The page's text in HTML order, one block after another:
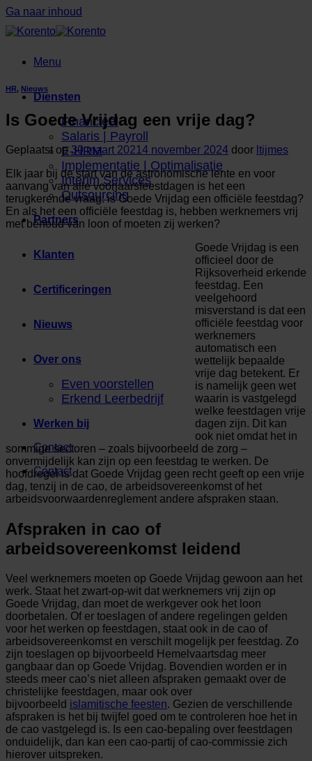
Ga naar inhoud
Menu
Diensten
Financieel
Salaris | Payroll
E-HRM
Implementatie | Optimalisatie
Interim Services
Outsourcing
Partners
Klanten
Certificeringen
Nieuws
Over ons
Even voorstellen
Erkend Leerbedrijf
Werken bij
Contact
Contact
HR, Nieuws
Is Goede Vrijdag een vrije dag?
Geplaatst op30 maart 2021 4 november 2024 door ltijmes
Elk jaar bij de start van de astronomische lente en voor
aanvang van alle voorjaarsfeestdagen is het een
terugkerende vraag: is Goede Vrijdag een officiële feestdag?
En als het een officiële feestdag is, hebben werknemers vrij
met behoud van loon of moeten zij werken?
Goede Vrijdag is een
officieel door de
Rijksoverheid erkende
feestdag. Een
veelgehoord
misverstand is dat een
officiële feestdag voor
werknemers
automatisch een
wettelijk bepaalde
vrije dag betekent. Er
is namelijk geen wet
waarin is vastgelegd
welke feestdagen vrije
dagen zijn. Dit kan
ook niet omdat het in
sommige sectoren – zoals bijvoorbeeld de zorg –
onvermijdelijk kan zijn op een feestdag te werken. De
hoofdregel is dat Goede Vrijdag geen recht geeft op een vrije
dag, tenzij in de cao, de arbeidsovereenkomst of het
arbeidsvoorwaardenreglement andere afspraken staan.
Afspraken in cao of
arbeidsovereenkomst leidend
Veel werknemers moeten op Goede Vrijdag gewoon aan het
werk. Staat het zwart-op-wit dat werknemers vrij zijn op
Goede Vrijdag, dan moet de werkgever ook het loon
doorbetalen. Of er toeslagen of andere regelingen gelden
voor het werken op feestdagen, staat ook in de cao of
arbeidsovereenkomst en verschilt mogelijk per feestdag. Zo
zijn toeslagen op bijvoorbeeld Hemelvaartsdag meer
gangbaar dan op Goede Vrijdag. Bovendien worden er in
steeds meer cao’s niet alleen afspraken gemaakt over de
christelijke feestdagen, maar ook over
bijvoorbeeld islamitische feesten. Gezien de verschillende
afspraken is het bij twijfel goed om te controleren hoe het in
de cao vastgelegd is. Is een cao-bepaling over feestdagen
onduidelijk, dan kan een cao-partij of cao-commissie zich
hierover uitspreken.